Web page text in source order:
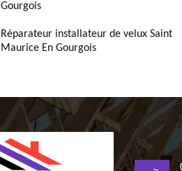
Gourgois
Réparateur installateur de velux Saint
Maurice En Gourgois